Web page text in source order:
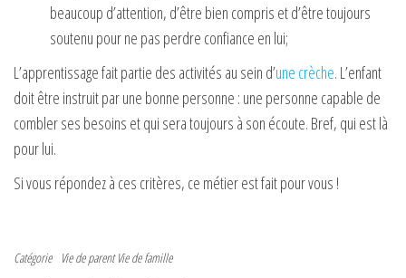
beaucoup d’attention, d’être bien compris et d’être toujours
soutenu pour ne pas perdre confiance en lui;
L’apprentissage fait partie des activités au sein d’une crèche. L’enfant
doit être instruit par une bonne personne : une personne capable de
combler ses besoins et qui sera toujours à son écoute. Bref, qui est là
pour lui.
Si vous répondez à ces critères, ce métier est fait pour vous !
Catégorie Vie de parent Vie de famille